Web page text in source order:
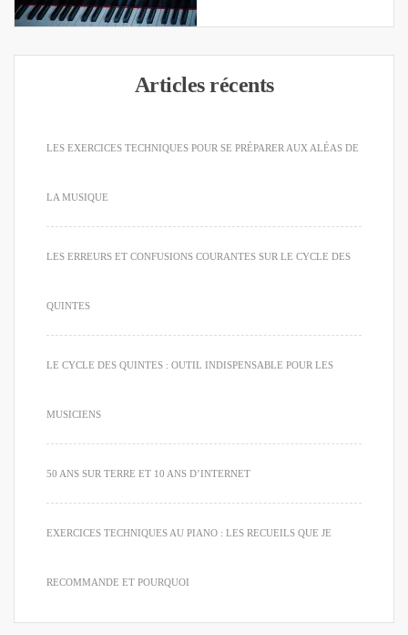
Articles récents
LES EXERCICES TECHNIQUES POUR SE PRÉPARER AUX ALÉAS DE
LA MUSIQUE
LES ERREURS ET CONFUSIONS COURANTES SUR LE CYCLE DES
QUINTES
LE CYCLE DES QUINTES : OUTIL INDISPENSABLE POUR LES
MUSICIENS
50 ANS SUR TERRE ET 10 ANS D’INTERNET
EXERCICES TECHNIQUES AU PIANO : LES RECUEILS QUE JE
RECOMMANDE ET POURQUOI